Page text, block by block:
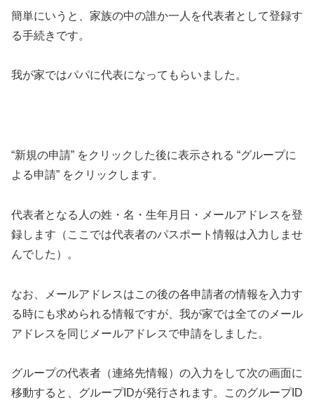
簡単にいうと、家族の中の誰か一人を代表者として登録す
る手続きです。
我が家ではパパに代表になってもらいました。
“新規の申請” をクリックした後に表示される “グループに
よる申請” をクリックします。
代表者となる人の姓・名・生年月日・メールアドレスを登
録します（ここでは代表者のパスポート情報は入力しませ
んでした）。
なお、メールアドレスはこの後の各申請者の情報を入力す
る時にも求められる情報ですが、我が家では全てのメール
アドレスを同じメールアドレスで申請をしました。
グループの代表者（連絡先情報）の入力をして次の画面に
移動すると、グループIDが発行されます。このグループID